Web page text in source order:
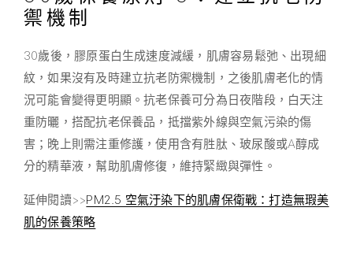
禦機制
30歲後，膠原蛋白生成速度減緩，肌膚容易鬆弛、出現細
紋，如果沒有及時建立抗老防禦機制，之後肌膚老化的情
況可能會變得更明顯。抗老保養可分為日夜階段，白天注
重防曬，搭配抗老保養品，抵擋紫外線與空氣污染的傷
害；晚上則需注重修護，使用含有胜肽、玻尿酸或A醇成
分的精華液，幫助肌膚修復，維持緊緻與彈性。
延伸閱讀>>PM2.5 空氣汙染下的肌膚保衛戰：打造無瑕美
肌的保養策略